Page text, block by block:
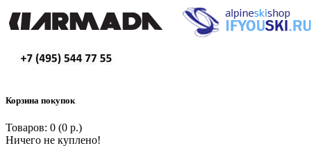
Корзина покупок
Товаров: 0 (0 р.)
Ничего не куплено!